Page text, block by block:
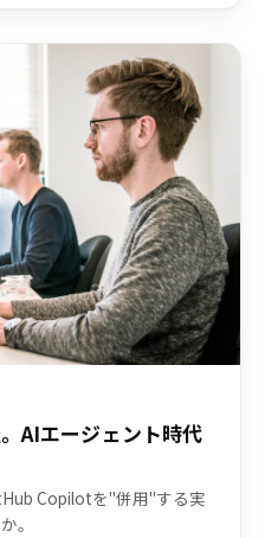
AIエージェント時代
Copilotを"併用"する実
。